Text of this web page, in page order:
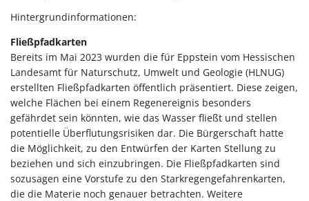
Hintergrundinformationen:
Fließpfadkarten
Bereits im Mai 2023 wurden die für Eppstein vom Hessischen
Landesamt für Naturschutz, Umwelt und Geologie (HLNUG)
erstellten Fließpfadkarten öffentlich präsentiert. Diese zeigen,
welche Flächen bei einem Regenereignis besonders
gefährdet sein könnten, wie das Wasser fließt und stellen
potentielle Überflutungsrisiken dar. Die Bürgerschaft hatte
die Möglichkeit, zu den Entwürfen der Karten Stellung zu
beziehen und sich einzubringen. Die Fließpfadkarten sind
sozusagen eine Vorstufe zu den Starkregengefahrenkarten,
die die Materie noch genauer betrachten. Weitere